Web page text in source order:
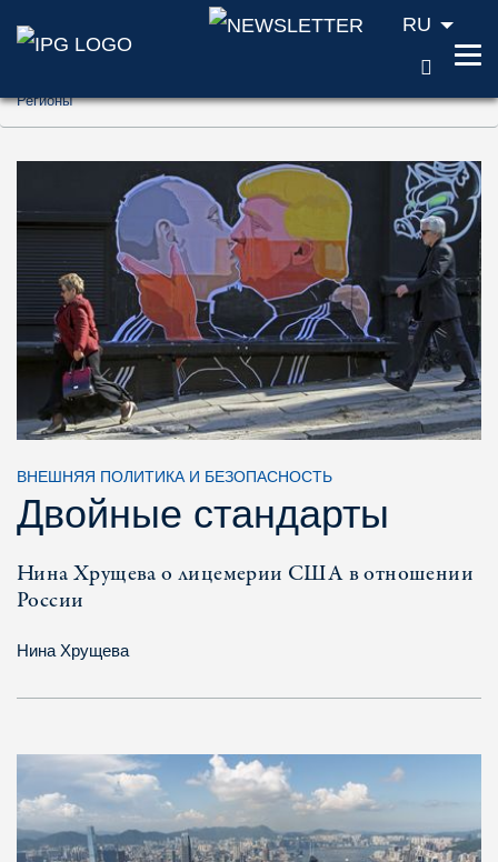
Перейти к содержанию (ключ доступа
Перейти к поиску (ключ доступа '2')
Перейти к навигации (ключ доступа '3')
RU
Регионы
ВНЕШНЯЯ ПОЛИТИКА И БЕЗОПАСНОСТЬ
Двойные стандарты
Нина Хрущева о лицемерии США в отношении
России
Нина Хрущева